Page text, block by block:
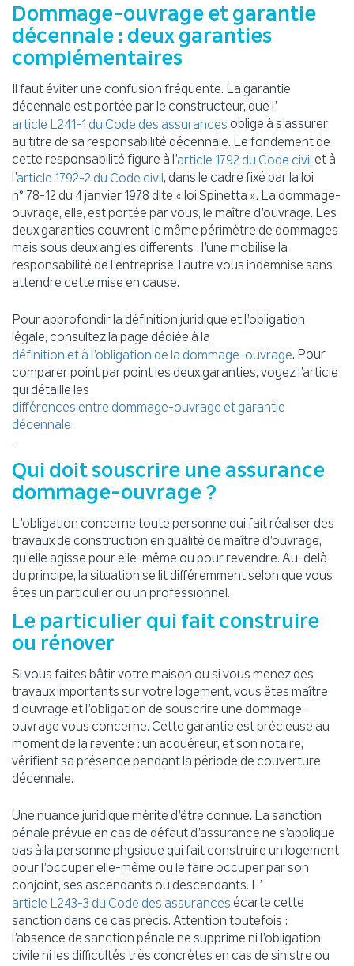
Dommage-ouvrage et garantie
décennale : deux garanties
complémentaires
Il faut éviter une confusion fréquente. La garantie
décennale est portée par le constructeur, que l’
article L241-1 du Code des assurances oblige à s’assurer
au titre de sa responsabilité décennale. Le fondement de
cette responsabilité figure à l’article 1792 du Code civil et à
l’article 1792-2 du Code civil, dans le cadre fixé par la loi
n° 78-12 du 4 janvier 1978 dite « loi Spinetta ». La dommage-
ouvrage, elle, est portée par vous, le maître d’ouvrage. Les
deux garanties couvrent le même périmètre de dommages
mais sous deux angles différents : l’une mobilise la
responsabilité de l’entreprise, l’autre vous indemnise sans
attendre cette mise en cause.
Pour approfondir la définition juridique et l’obligation
légale, consultez la page dédiée à la
définition et à l’obligation de la dommage-ouvrage. Pour
comparer point par point les deux garanties, voyez l’article
qui détaille les
différences entre dommage-ouvrage et garantie
décennale
.
Qui doit souscrire une assurance
dommage-ouvrage ?
L’obligation concerne toute personne qui fait réaliser des
travaux de construction en qualité de maître d’ouvrage,
qu’elle agisse pour elle-même ou pour revendre. Au-delà
du principe, la situation se lit différemment selon que vous
êtes un particulier ou un professionnel.
Le particulier qui fait construire
ou rénover
Si vous faites bâtir votre maison ou si vous menez des
travaux importants sur votre logement, vous êtes maître
d’ouvrage et l’obligation de souscrire une dommage-
ouvrage vous concerne. Cette garantie est précieuse au
moment de la revente : un acquéreur, et son notaire,
vérifient sa présence pendant la période de couverture
décennale.
Une nuance juridique mérite d’être connue. La sanction
pénale prévue en cas de défaut d’assurance ne s’applique
pas à la personne physique qui fait construire un logement
pour l’occuper elle-même ou le faire occuper par son
conjoint, ses ascendants ou descendants. L’
article L243-3 du Code des assurances écarte cette
sanction dans ce cas précis. Attention toutefois :
l’absence de sanction pénale ne supprime ni l’obligation
civile ni les difficultés très concrètes en cas de sinistre ou